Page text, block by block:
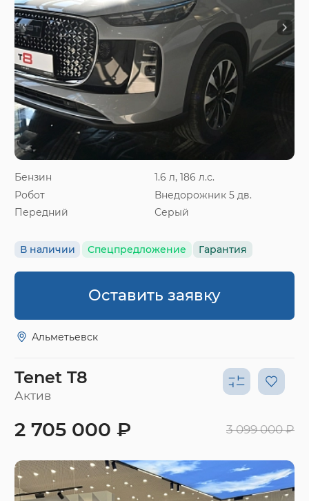
Бензин
1.6 л, 186 л.с.
Робот
Внедорожник 5 дв.
Передний
Серый
В наличии Спецпредложение Гарантия
Оставить заявку
Альметьевск
Tenet T8
Актив
2 705 000 ₽ 3 099 000 ₽